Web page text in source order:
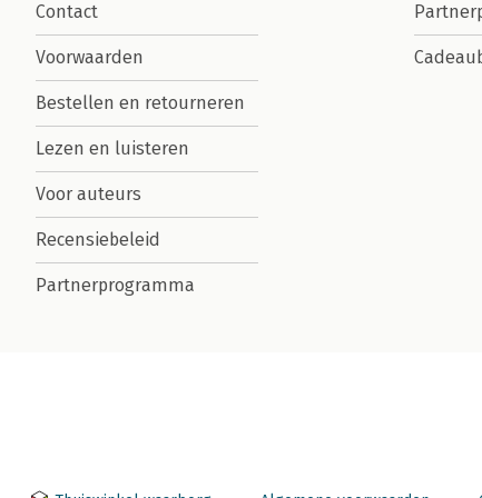
Contact
Voorwaarden
Bestellen en retourneren
Lezen en luisteren
Voor auteurs
Recensiebeleid
Partnerprogramma